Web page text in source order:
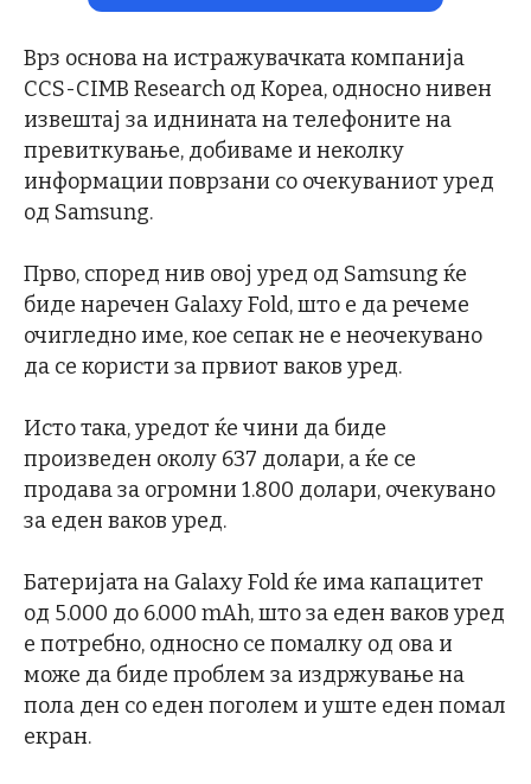
Врз основа на истражувачката компанија
CCS-CIMB Research од Кореа, односно нивен
извештај за иднината на телефоните на
превиткување, добиваме и неколку
информации поврзани со очекуваниот уред
од Samsung.
Прво, според нив овој уред од Samsung ќе
биде наречен Galaxy Fold, што е да речеме
очигледно име, кое сепак не е неочекувано
да се користи за првиот ваков уред.
Исто така, уредот ќе чини да биде
произведен околу 637 долари, а ќе се
продава за огромни 1.800 долари, очекувано
за еден ваков уред.
Батеријата на Galaxy Fold ќе има капацитет
од 5.000 до 6.000 mAh, што за еден ваков уред
е потребно, односно се помалку од ова и
може да биде проблем за издржување на
пола ден со еден поголем и уште еден помал
екран.